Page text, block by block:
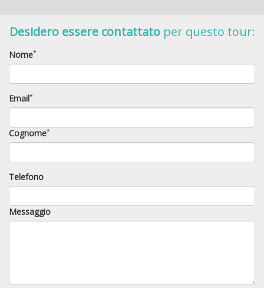
Desidero essere contattatoper questo tour:
Nome*
Email*
Cognome*
Telefono
Messaggio